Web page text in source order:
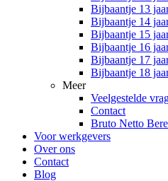
Bijbaantje 13
Bijbaantje 14
Bijbaantje 15
Bijbaantje 16
Bijbaantje 17
Bijbaantje 18
Meer
Veelgestelde
Contact
Bruto Netto
Voor werkgevers
Over ons
Contact
Blog